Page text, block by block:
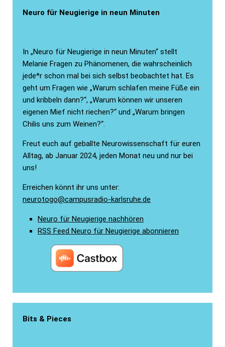
Neuro für Neugierige in neun Minuten
In „Neuro für Neugierige in neun Minuten“ stellt
Melanie Fragen zu Phänomenen, die wahrscheinlich
jede*r schon mal bei sich selbst beobachtet hat. Es
geht um Fragen wie „Warum schlafen meine Füße ein
und kribbeln dann?“, „Warum können wir unseren
eigenen Mief nicht riechen?“ und „Warum bringen
Chilis uns zum Weinen?“.
Freut euch auf geballte Neurowissenschaft für euren
Alltag, ab Januar 2024, jeden Monat neu und nur bei
uns!
Erreichen könnt ihr uns unter:
neurotogo@campusradio-karlsruhe.de
Neuro für Neugierige nachhören
RSS Feed Neuro für Neugierige abonnieren
Bits & Pieces